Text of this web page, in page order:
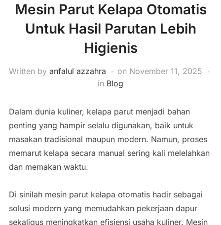
Mesin Parut Kelapa Otomatis
Untuk Hasil Parutan Lebih
Higienis
Written by anfalul azzahra on November 11, 2025
in Blog
Dalam dunia kuliner, kelapa parut menjadi bahan
penting yang hampir selalu digunakan, baik untuk
masakan tradisional maupun modern. Namun, proses
memarut kelapa secara manual sering kali melelahkan
dan memakan waktu.
Di sinilah mesin parut kelapa otomatis hadir sebagai
solusi modern yang memudahkan pekerjaan dapur
sekaligus meningkatkan efisiensi usaha kuliner. Mesin